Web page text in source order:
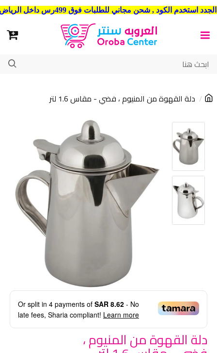
شحن مجاني للطلبات فوق 499رس داخل الرياض . وشحن الي جميع مدن المملكة العربية السعودية
دلة القهوة من المنيوم ، فضي - مقاس 1.6 لتر
Or split in 4 payments of SAR 8.62 - No
late fees, Sharia compliant! Learn more
دلة القهوة من المنيوم ،